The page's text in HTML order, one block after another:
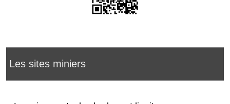
Les sites miniers